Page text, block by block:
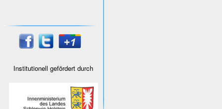
Institutionell gefördert durch